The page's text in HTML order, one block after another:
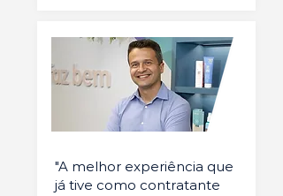
"A melhor experiência que
já tive como contratante